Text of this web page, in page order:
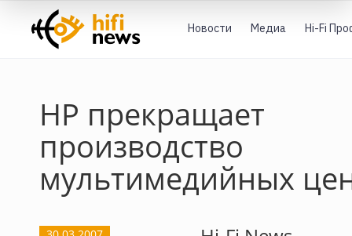
Новости Медиа Hi-Fi
HP прекращает
производство
мультимедийных